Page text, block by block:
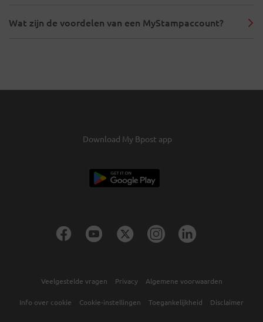
Wat zijn de voordelen van een MyStampaccount?
Download My Bpost app
Veelgestelde vragen Privacy Algemene voorwaarden
Info over cookie Cookie-instellingen Toegankelijkheid Disclaimer